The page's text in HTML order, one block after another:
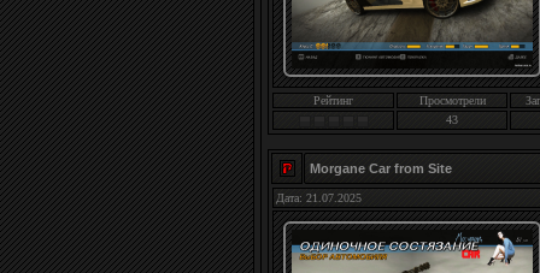
Рейтинг Просмотрели
43
Morgane Car from Site
Дата: 21.07.2025